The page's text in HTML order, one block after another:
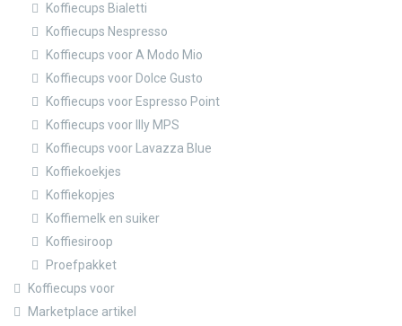
Koffiecups Bialetti
Koffiecups Nespresso
Koffiecups voor A Modo Mio
Koffiecups voor Dolce Gusto
Koffiecups voor Espresso Point
Koffiecups voor Illy MPS
Koffiecups voor Lavazza Blue
Koffiekoekjes
Koffiekopjes
Koffiemelk en suiker
Koffiesiroop
Proefpakket
Koffiecups voor
Marketplace artikel